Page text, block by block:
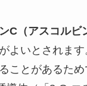
C（アスコルビ
よいとされます
ことがあるた